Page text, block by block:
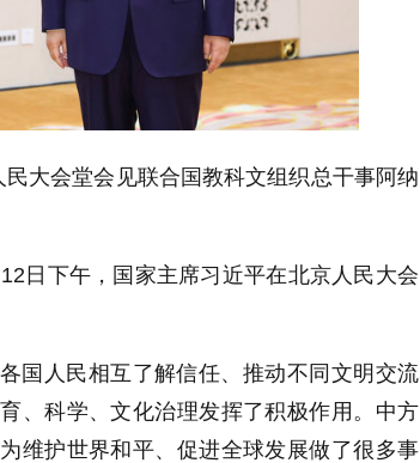
大会堂会见联合国教科文组织总干事阿纳
日下午，国家主席习近平在北京人民大会
国人民相互了解信任、推动不同文明交流
、科学、文化治理发挥了积极作用。中方
维护世界和平、促进全球发展做了很多事